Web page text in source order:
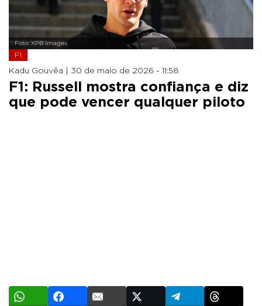
Foto: XPB Images
F1
Kadu Gouvêa | 30 de maio de 2026 - 11:58
F1: Russell mostra confiança e diz
que pode vencer qualquer piloto